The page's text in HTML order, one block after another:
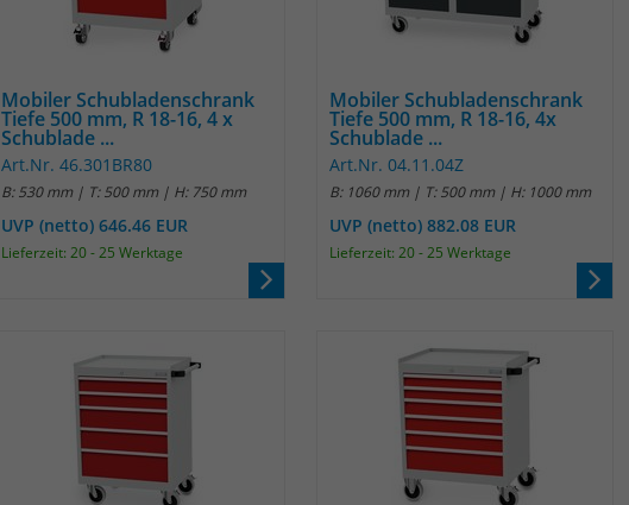
Mobiler Schubladenschrank
Tiefe 500 mm, R 18-16, 4 x
Schublade ...
Art.Nr. 46.301BR80
B: 530 mm | T: 500 mm | H: 750 mm
UVP (netto) 646.46 EUR
Lieferzeit: 20 - 25 Werktage
Mobiler Schubladenschrank
Tiefe 500 mm, R 18-16, 4x
Schublade ...
Art.Nr. 04.11.04Z
B: 1060 mm | T: 500 mm | H: 1000 mm
UVP (netto) 882.08 EUR
Lieferzeit: 20 - 25 Werktage
Name
Anbieter Matomo
Laufzeit
Das Cookie wird von Matomo installiert. Das
Cookie wird verwendet, um Besucher-,
Sitzungs- und Kampagnendaten zu
berechnen und die Nutzung der Website für
den Analysebericht der Website zu verfolgen.
und weisen eine randoly generierte Nummer
zu, um eindeutige Besucher zu identifizieren.
Die Daten werde lokal auf unserem Server
gespeichert und sind damit externen
Unternehmen unzugänglich.